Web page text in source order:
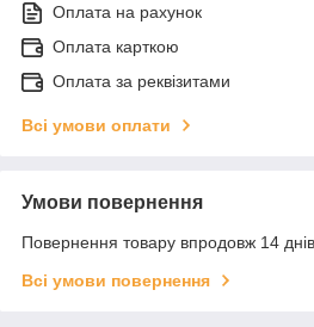
Оплата на рахунок
Оплата карткою
Оплата за реквізитами
Всі умови оплати
Умови повернення
Повернення товару впродовж 14
Всі умови повернення